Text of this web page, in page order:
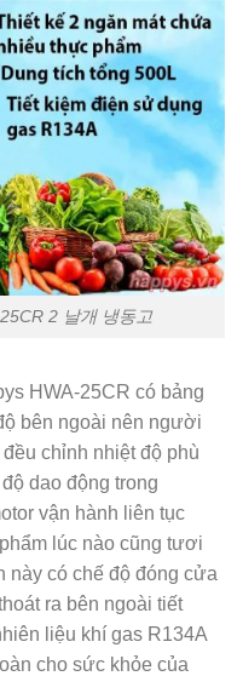
2 날개 냉동고
HWA-25CR có bảng
bên ngoài nên người
chỉnh nhiệt độ phù
dao động trong
vận hành liên tục
lúc nào cũng tươi
này có chế độ đóng cửa
ra bên ngoài tiết
liệu khí gas R134A
cho sức khỏe của